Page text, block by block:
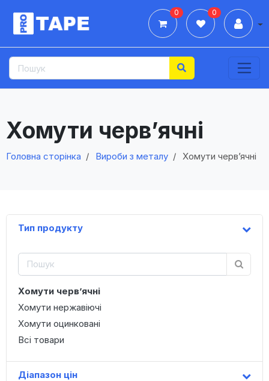
0 0
Хомути черв’ячні
Головна сторінка Вироби з металу Хомути черв’ячні
Тип продукту
Хомути черв’ячні
Хомути нержавіючі
Хомути оцинковані
Всі товари
Діапазон цін